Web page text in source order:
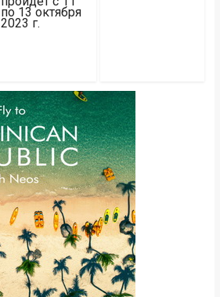
по 13 октября
2023 г.